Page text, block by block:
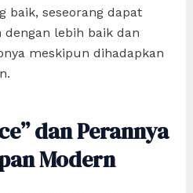
baik, seseorang dapat
lebih baik dan
meskipun dihadapkan
dan Perannya
Modern